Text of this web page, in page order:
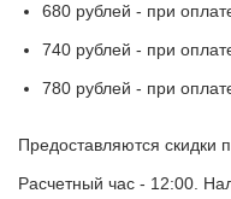
680 рублей - при
740 рублей - при
780 рублей - при
Предоставляются скидки
Расчетный час - 12:00.